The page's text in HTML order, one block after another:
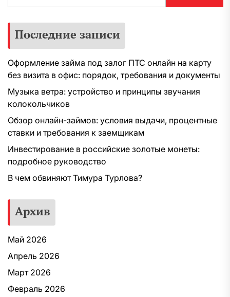
Последние записи
Оформление займа под залог ПТС онлайн на карту
без визита в офис: порядок, требования и документы
Музыка ветра: устройство и принципы звучания
колокольчиков
Обзор онлайн-займов: условия выдачи, процентные
ставки и требования к заемщикам
Инвестирование в российские золотые монеты:
подробное руководство
В чем обвиняют Тимура Турлова?
Архив
Май 2026
Апрель 2026
Март 2026
Февраль 2026